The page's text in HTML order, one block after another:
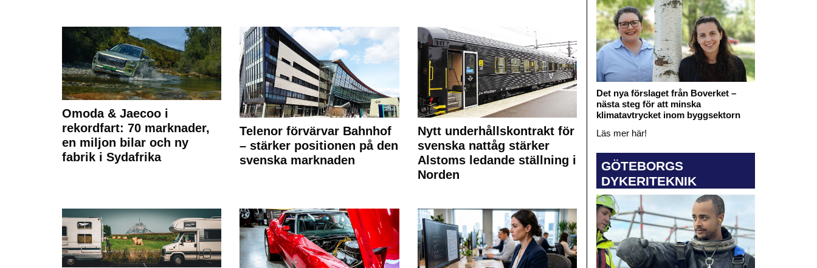
Omoda & Jaecoo i
rekordfart: 70 marknader,
en miljon bilar och ny
fabrik i Sydafrika
Telenor förvärvar Bahnhof
– stärker positionen på den
svenska marknaden
Nytt underhållskontrakt för
svenska nattåg stärker
Alstoms ledande ställning i
Norden
Det nya förslaget från Boverket –
nästa steg för att minska
klimatavtrycket inom byggsektorn
Läs mer här!
GÖTEBORGS
DYKERITEKNIK